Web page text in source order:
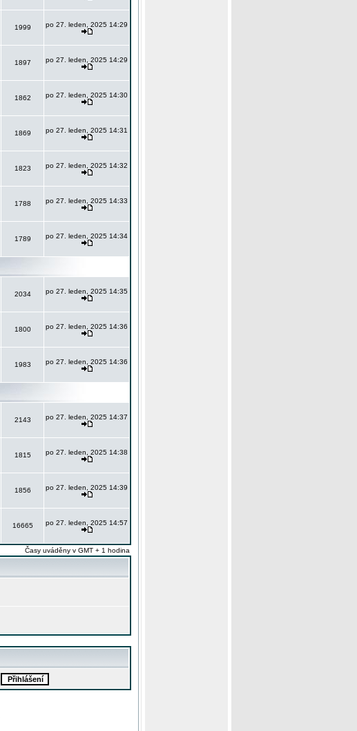
1999 po 27. leden, 2025 14:29
1897 po 27. leden, 2025 14:29
1862 po 27. leden, 2025 14:30
1869 po 27. leden, 2025 14:31
1823 po 27. leden, 2025 14:32
1788 po 27. leden, 2025 14:33
1789 po 27. leden, 2025 14:34
2034 po 27. leden, 2025 14:35
1800 po 27. leden, 2025 14:36
1983 po 27. leden, 2025 14:36
2143 po 27. leden, 2025 14:37
1815 po 27. leden, 2025 14:38
1856 po 27. leden, 2025 14:39
16665 po 27. leden, 2025 14:57
Časy uváděny v GMT + 1 hodina